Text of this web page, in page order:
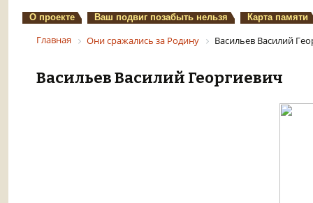
О проекте Ваш подвиг позабыть нельзя Карта памяти
Главная Они сражались за Родину Васильев Василий
Васильев Василий Георгиевич